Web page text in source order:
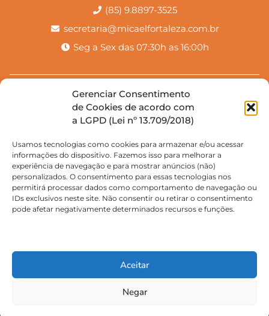
Gerenciar Consentimento
de Cookies de acordo com
a LGPD (Lei nº 13.709/2018)
Usamos tecnologias como cookies para armazenar e/ou acessar
informações do dispositivo. Fazemos isso para melhorar a
experiência de navegação e para mostrar anúncios (não)
personalizados. O consentimento para essas tecnologias nos
permitirá processar dados como comportamento de navegação ou
IDs exclusivos neste site. Não consentir ou retirar o consentimento
pode afetar negativamente determinados recursos e funções.
Aceitar
Negar
(85) 9.8897-3525
secretaria@micaelfortaleza.com.br
Seg a Sex das 07:30h as 16:00h
Rua Paula Rodrigues, 421
Bairro de Fátima | Fortaleza - CE
(85) 9.8897-3526
(85) 9.8897-3526
secretariafatima@micaelfortaleza.com.br
Seg a Sex das 07:30h as 16:00h
© 2025 Escola Waldorf Micael. Todos os direitos reservados
Politica de Privacidade
Feito com Amor Fraterno ♥ por família da escola